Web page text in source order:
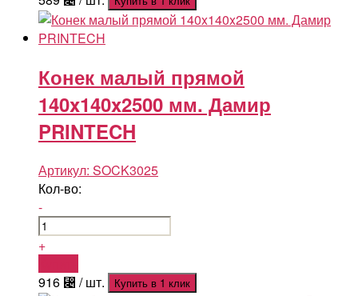
Конек малый прямой
140x140x2500 мм. Дамир
PRINTECH
Артикул: SOCK3025
Кол-во:
-
+
916 ⃄ / шт. Купить в 1 клик